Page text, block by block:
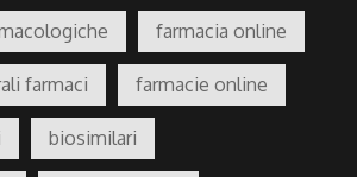
farmacia online
farmaci farmacie online
biosimilari